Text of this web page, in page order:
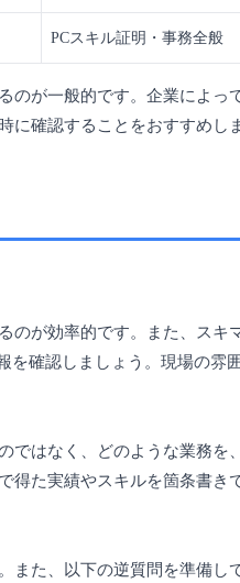
PCスキル証明・事務全般
のが一般的です。企業によっ
確認することをおすすめし
のが効率的です。また、スキ
を確認しましょう。現場の雰
ではなく、どのような業務を
得た実績やスキルを箇条書き
また、以下の逆質問を準備し